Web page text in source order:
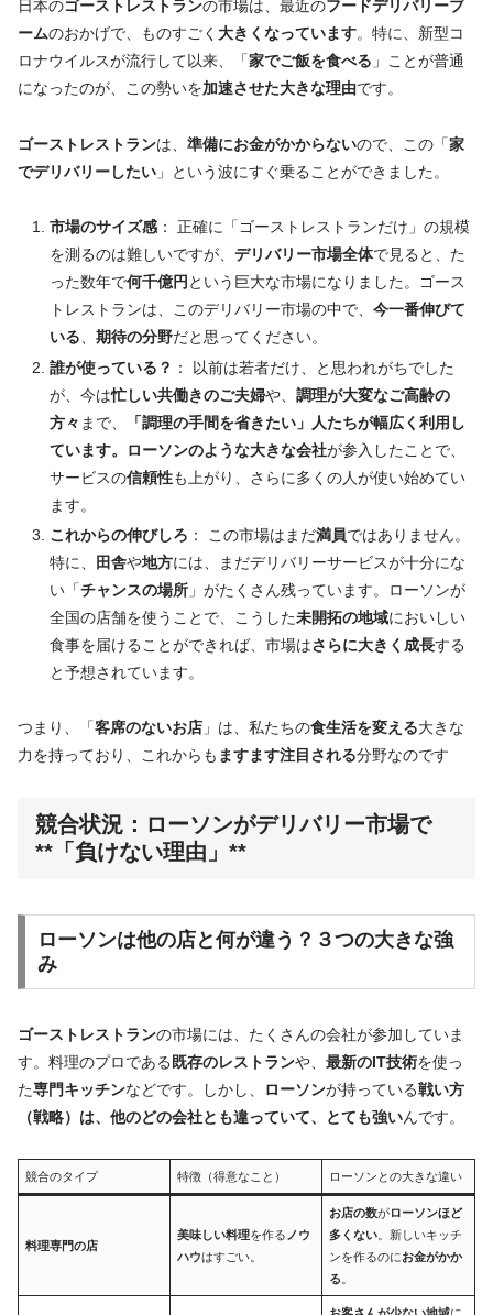
日本のゴーストレストランの市場は、最近のフードデリバリーブ
ームのおかげで、ものすごく 大きくなっています。特に、新型コ
ロナウイルスが流行して以来、「家でご飯を食べる 」ことが普通
になったのが、この勢いを加速させた大きな理由です。
ゴーストレストランは、 準備にお金がかからないので、この「家
でデリバリーしたい 」という波にすぐ乗ることができました。
市場のサイズ感： 正確に「ゴーストレストランだけ」の規模
を測るのは難しいですが、 デリバリー市場全体で見ると、た
った数年で何千億円 という巨大な市場になりました。ゴース
トレストランは、このデリバリー市場の中で、 今一番伸びて
いる
期待の分野だと思ってください。
誰が使っている？ ： 以前は若者だけ、と思われがちでした
が、今は忙しい共働きのご夫婦や、 調理が大変なご高齢の
方々 まで、
「調理の手間を省きたい」人たちが幅広く利用し
ています。ローソンのような大きな会社が参入したことで、
サービスの信頼性も上がり、さらに多くの人が使い始めてい
ます。
これからの伸びしろ ： この市場はまだ満員ではありません。
特に、
田舎や地方には、まだデリバリーサービスが十分にな
い「チャンスの場所」がたくさん残っています。ローソンが
全国の店舗を使うことで、こうした未開拓の地域においしい
食事を届けることができれば、市場はさらに大きく成長する
と予想されています。
つまり、「客席のないお店 」は、私たちの食生活を変える大きな
力を持っており、これからも ますます注目される分野なのです
競合状況：ローソンがデリバリー市場で
**「負けない理由」**
ローソンは他の店と何が違う ？ ３つの大きな強
み
ゴーストレストランの市場には、たくさんの会社が参加していま
す。料理のプロである 既存のレストランや、 最新のIT技術を使っ
た専門キッチンなどです。しかし、 ローソンが持っている戦い方
（戦略）は、他のどの会社とも違っていて、とても強いんです。
競合のタイプ 特徴（得意なこと） ローソンとの大きな違い
料理専門の店
美味しい料理を作る ノウ
ハウはすごい。
お店の数がローソンほど
多くない。新しいキッチ
ンを作るのにお金がかか
る